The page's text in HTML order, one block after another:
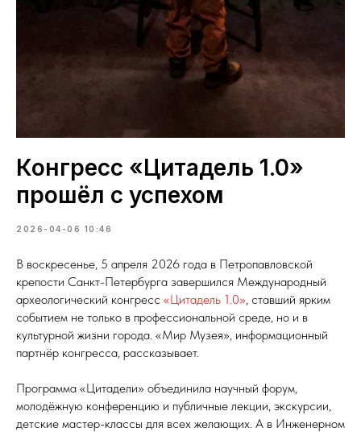
Конгресс «Цитадель 1.0»
прошёл с успехом
2026-04-06 10:46
В воскресенье, 5 апреля 2026 года в Петропавловской
крепости Санкт-Петербурга завершился Международный
археологический конгресс «Цитадель 1.0», ставший ярким
событием не только в профессиональной среде, но и в
культурной жизни города. «Мир Музея», информационный
партнёр конгресса, рассказывает.
Программа «Цитадели» объединила научный форум,
молодёжную конференцию и публичные лекции, экскурсии,
детские мастер-классы для всех желающих. А в Инженерном